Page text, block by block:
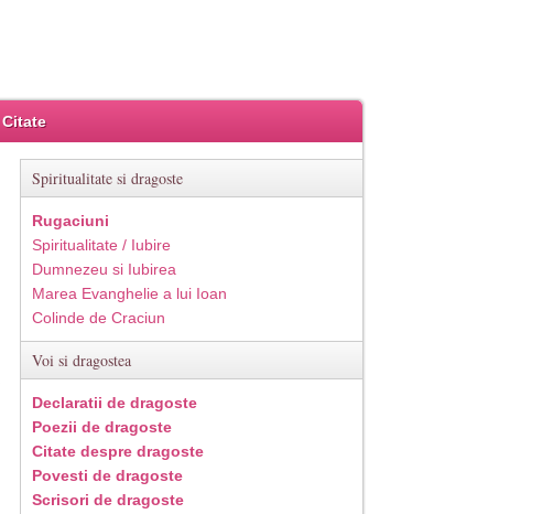
Citate
Spiritualitate si dragoste
Rugaciuni
Spiritualitate / Iubire
Dumnezeu si Iubirea
Marea Evanghelie a lui Ioan
Colinde de Craciun
Voi si dragostea
Declaratii de dragoste
Poezii de dragoste
Citate despre dragoste
Povesti de dragoste
Scrisori de dragoste